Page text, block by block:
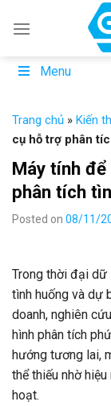
Menu
Trang chủ » Kiến
cụ hỗ trợ phân
Máy tính
phân tích
Posted on 08/11/
Trong thời đại dữ
tình huống và dự
doanh, nghiên
hình phân tích
hướng tương lai,
thể thiếu nhờ
hoạt.